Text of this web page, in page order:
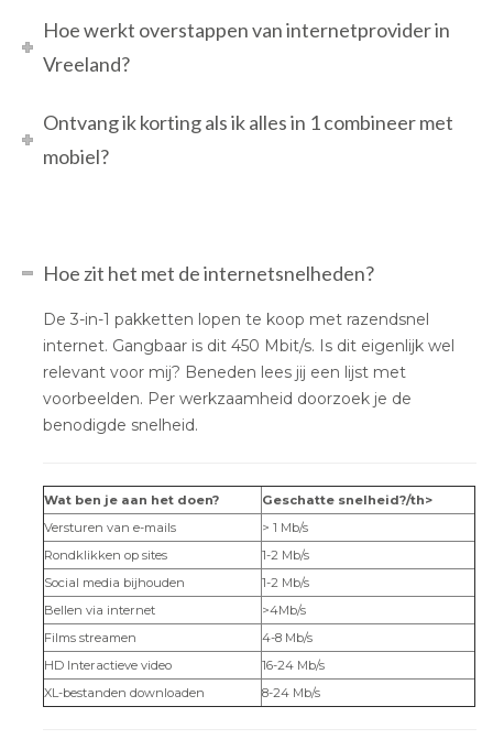
Hoe werkt overstappen van internetprovider in
Vreeland?
Ontvang ik korting als ik alles in 1 combineer met
mobiel?
Hoe zit het met de internetsnelheden?
De 3-in-1 pakketten lopen te koop met razendsnel
internet. Gangbaar is dit 450 Mbit/s. Is dit eigenlijk wel
relevant voor mij? Beneden lees jij een lijst met
voorbeelden. Per werkzaamheid doorzoek je de
benodigde snelheid.
Wat ben je aan het doen?
Geschatte snelheid?/th>
Versturen van e-mails
> 1 Mb/s
Rondklikken op sites
1-2 Mb/s
Social media bijhouden
1-2 Mb/s
Bellen via internet
>4Mb/s
Films streamen
4-8 Mb/s
HD Interactieve video
16-24 Mb/s
XL-bestanden downloaden
8-24 Mb/s